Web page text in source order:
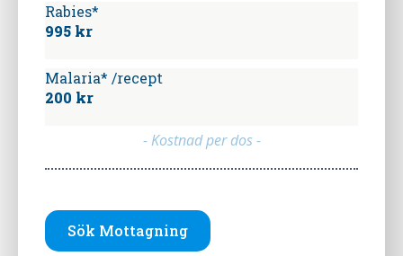
Rabies*
995 kr
Malaria* /recept
200 kr
- Kostnad per dos -
Sök Mottagning